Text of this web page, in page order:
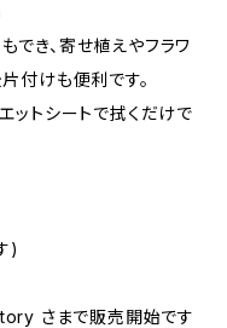
でき、寄せ植えやフラワ
付けも便利です。
ットシートで拭くだけで
)
さまで販売開始です